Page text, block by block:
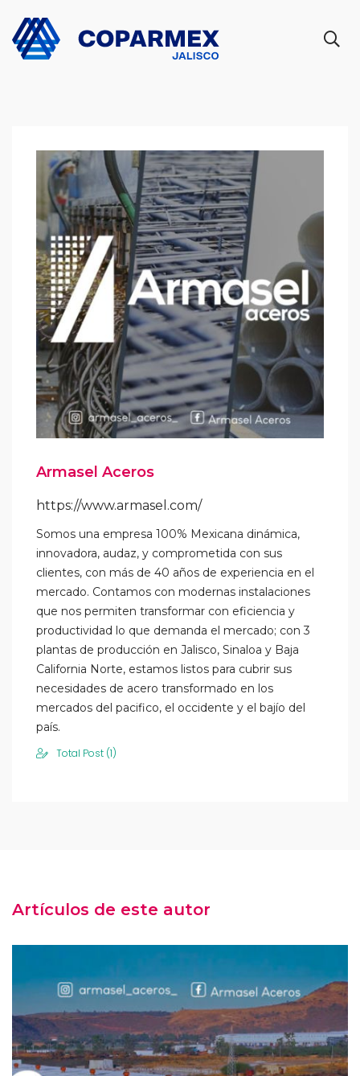
Armasel Aceros
https://www.armasel.com/
Somos una empresa 100% Mexicana dinámica,
innovadora, audaz, y comprometida con sus
clientes, con más de 40 años de experiencia en el
mercado. Contamos con modernas instalaciones
que nos permiten transformar con eficiencia y
productividad lo que demanda el mercado; con 3
plantas de producción en Jalisco, Sinaloa y Baja
California Norte, estamos listos para cubrir sus
necesidades de acero transformado en los
mercados del pacifico, el occidente y el bajío del
país.
Total Post (1)
Artículos de este autor